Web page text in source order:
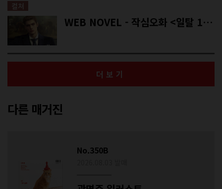
컬쳐
WEB NOVEL - 작심오화 <일탈 1995>
더보기
다른 매거진
No.350B